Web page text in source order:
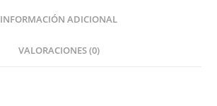
INFORMACIÓN ADICIONAL
VALORACIONES (0)